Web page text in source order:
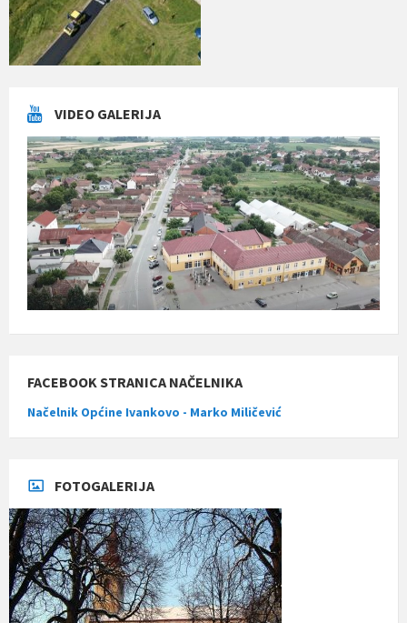
VIDEO GALERIJA
FACEBOOK STRANICA NAČELNIKA
Načelnik Općine Ivankovo - Marko Miličević
FOTOGALERIJA